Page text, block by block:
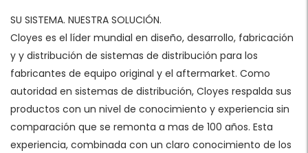
SU SISTEMA. NUESTRA SOLUCIÓN.
Cloyes es el líder mundial en diseño, desarrollo, fabricación
y y distribución de sistemas de distribución para los
fabricantes de equipo original y el aftermarket. Como
autoridad en sistemas de distribución, Cloyes respalda sus
productos con un nivel de conocimiento y experiencia sin
comparación que se remonta a mas de 100 años. Esta
experiencia, combinada con un claro conocimiento de los